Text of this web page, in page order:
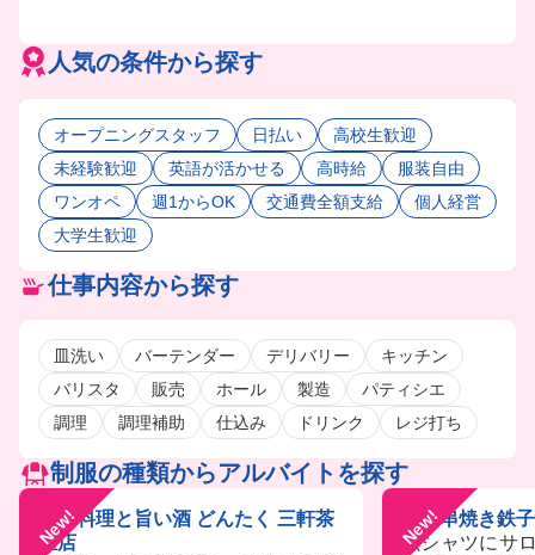
人気の条件から探す
オープニングスタッフ 日払い
高校生歓迎
未経験歓迎
英語が活かせる 高時給
服装自由
ワンオペ
週1からOK 交通費全額支給
個人経営
大学生歓迎
仕事内容から探す
皿洗い バーテンダー デリバリー
キッチン
バリスタ
販売 ホール 製造
パティシエ
調理
調理補助 仕込み ドリンク レジ打ち
制服の種類からアルバイトを探す
New!
九州料理と旨い酒 どんたく 三軒茶
屋店
New!
鉄板串焼き鉄子
黒シャツにサ